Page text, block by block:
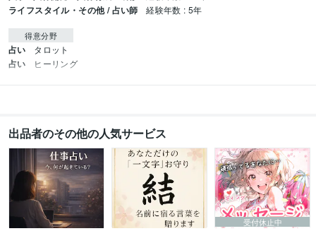
ライフスタイル・その他 / 占い師 経験年数 : 5年
得意分野
占い タロット
占い ヒーリング
出品者のその他の人気サービス
受付休止中